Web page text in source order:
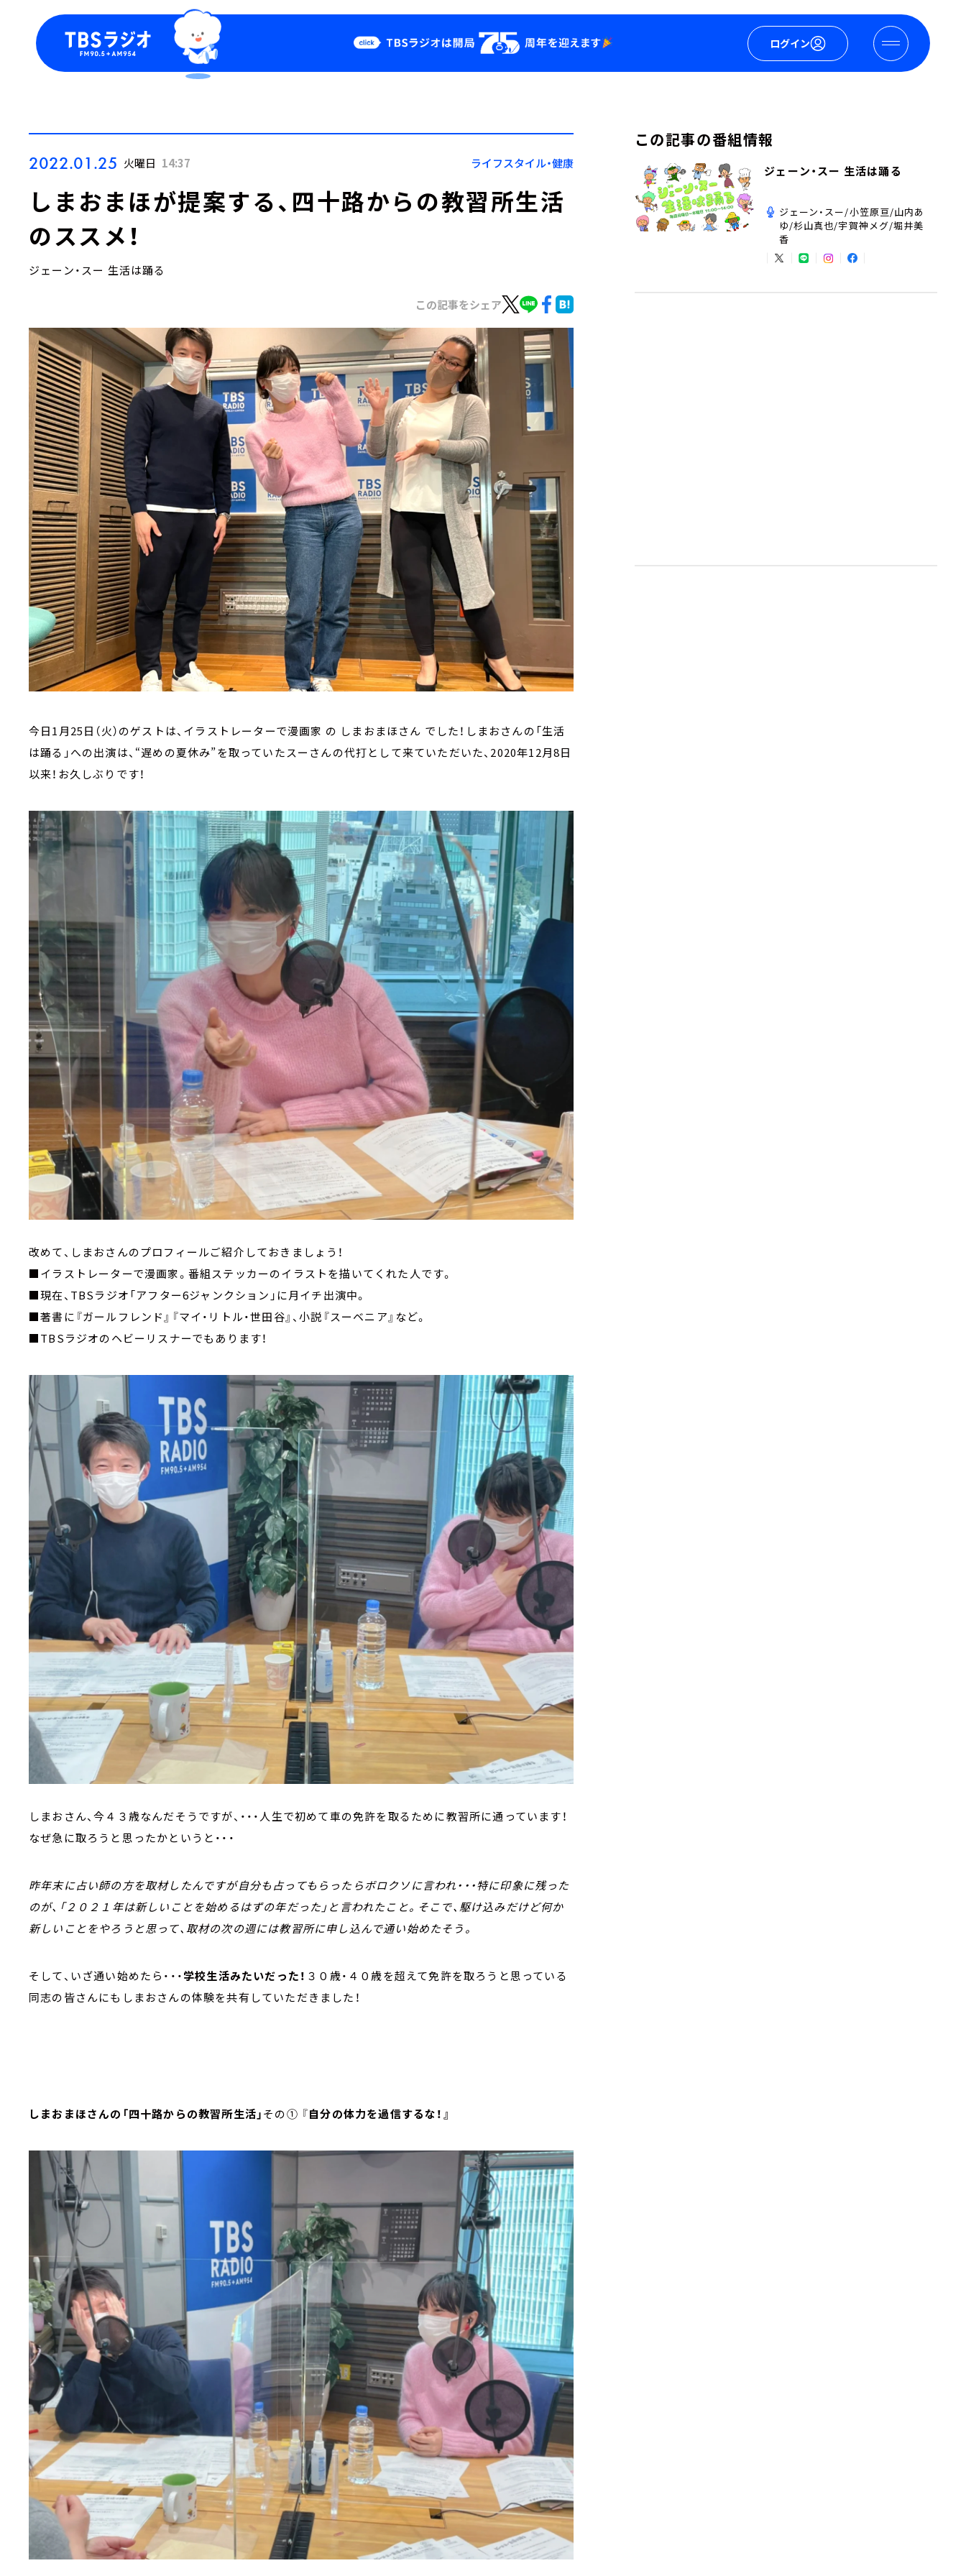
ログイン
Podcast
YouTube
会社情報
2022.01.25 火曜日 14:37 ライフスタイル・健康
しまおまほが提案する、四十路からの教習所生活
のススメ！
ジェーン・スー 生活は踊る
この記事をシェア
今日1月25日（火）のゲストは、イラストレーターで漫画家 の しまおまほさん でした！しまおさんの「生活
は踊る」への出演は、“遅めの夏休み”を取っていたスーさんの代打として来ていただいた、2020年12月8日
以来！お久しぶりです！
改めて、しまおさんのプロフィールご紹介しておきましょう！
■イラストレーターで漫画家。番組ステッカーのイラストを描いてくれた人です。
■現在、TBSラジオ「アフター6ジャンクション」に月イチ出演中。
■著書に『ガールフレンド』『マイ・リトル・世田谷』、小説『スーベニア』など。
■TBSラジオのヘビーリスナーでもあります！
しまおさん、今４３歳なんだそうですが、・・・人生で初めて車の免許を取るために教習所に通っています！
なぜ急に取ろうと思ったかというと・・・
昨年末に占い師の方を取材したんですが自分も占ってもらったらボロクソに言われ・・・特に印象に残った
のが、「２０２１年は新しいことを始めるはずの年だった」と言われたこと。そこで、駆け込みだけど何か
新しいことをやろうと思って、取材の次の週には教習所に申し込んで通い始めたそう。
そして、いざ通い始めたら・・・学校生活みたいだった！ ３０歳・４０歳を超えて免許を取ろうと思っている
同志の皆さんにもしまおさんの体験を共有していただきました！
しまおまほさんの「四十路からの教習所生活」その① 『自分の体力を過信するな！』
この記事の番組情報
ジェーン・スー 生活は踊る
ジェーン・スー/小笠原亘/山内あ
ゆ/杉山真也/宇賀神メグ/堀井美
香